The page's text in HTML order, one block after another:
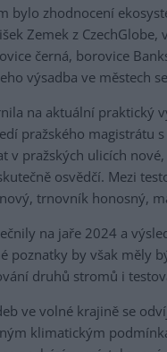
bylo zhodnocení
Zemek z
černá, borovice
výsadba ve městech
na aktuální praktický
pražského magistrátu s
v pražských ulicích
osvědčí. Mezi
trnovník honosný,
na jaře 2024 a
poznatky by však měly
druhů stromů i
ve volné krajině se
klimatickým